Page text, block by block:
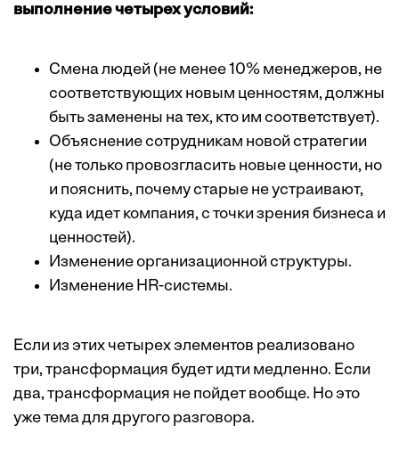
выполнение четырех условий:
Смена людей (не менее 10% менеджеров, не
соответствующих новым ценностям, должны
быть заменены на тех, кто им соответствует).
Объяснение сотрудникам новой стратегии
(не только провозгласить новые ценности, но
и пояснить, почему старые не устраивают,
куда идет компания, с точки зрения бизнеса и
ценностей).
Изменение организационной структуры.
Изменение HR-системы.
Если из этих четырех элементов реализовано
три, трансформация будет идти медленно. Если
два, трансформация не пойдет вообще. Но это
уже тема для другого разговора.